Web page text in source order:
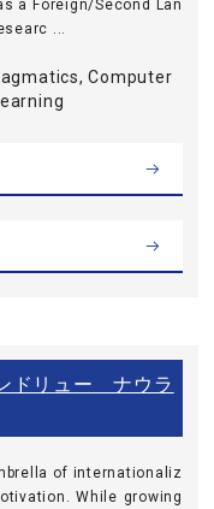
a Foreign/Second Lan
...
Computer
ドリュー ナウラ
of internationaliz
While growing